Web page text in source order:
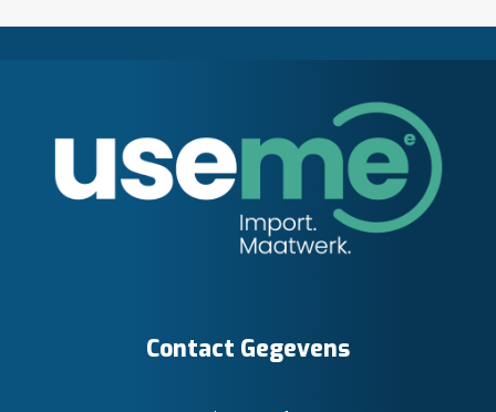
Contact Gegevens